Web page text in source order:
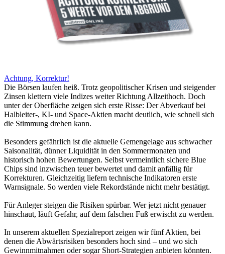
Achtung, Korrektur!
Die Börsen laufen heiß. Trotz geopolitischer Krisen und steigender
Zinsen klettern viele Indizes weiter Richtung Allzeithoch. Doch
unter der Oberfläche zeigen sich erste Risse: Der Abverkauf bei
Halbleiter-, KI- und Space-Aktien macht deutlich, wie schnell sich
die Stimmung drehen kann.
Besonders gefährlich ist die aktuelle Gemengelage aus schwacher
Saisonalität, dünner Liquidität in den Sommermonaten und
historisch hohen Bewertungen. Selbst vermeintlich sichere Blue
Chips sind inzwischen teuer bewertet und damit anfällig für
Korrekturen. Gleichzeitig liefern technische Indikatoren erste
Warnsignale. So werden viele Rekordstände nicht mehr bestätigt.
Für Anleger steigen die Risiken spürbar. Wer jetzt nicht genauer
hinschaut, läuft Gefahr, auf dem falschen Fuß erwischt zu werden.
In unserem aktuellen Spezialreport zeigen wir fünf Aktien, bei
denen die Abwärtsrisiken besonders hoch sind – und wo sich
Gewinnmitnahmen oder sogar Short-Strategien anbieten könnten.